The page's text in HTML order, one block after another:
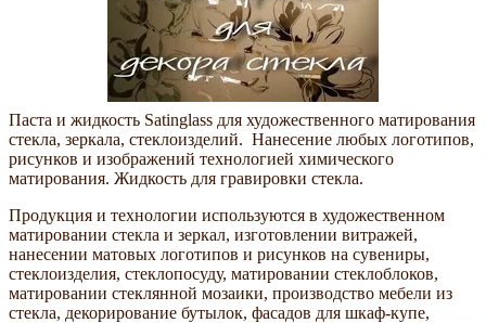
Паста и жидкость Satinglass для художественного матирования
стекла, зеркала, стеклоизделий. Нанесение любых логотипов,
рисунков и изображений технологией химического
матирования. Жидкость для гравировки стекла.
Продукция и технологии используются в художественном
матировании стекла и зеркал, изготовлении витражей,
нанесении матовых логотипов и рисунков на сувениры,
стеклоизделия, стеклопосуду, матировании стеклоблоков,
матировании стеклянной мозаики, производство мебели из
стекла, декорирование бутылок, фасадов для шкаф-купе,